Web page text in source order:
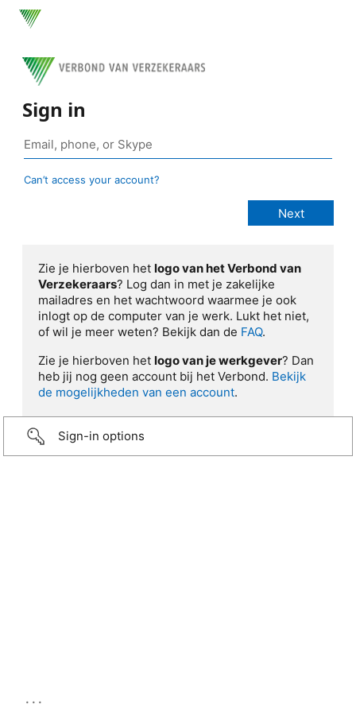
Sign in
Can’t access your account?
Zie je hierboven het logo van het Verbond van
Verzekeraars? Log dan in met je zakelijke
mailadres en het wachtwoord waarmee je ook
inlogt op de computer van je werk. Lukt het niet,
of wil je meer weten? Bekijk dan de FAQ.
Zie je hierboven het logo van je werkgever? Dan
heb jij nog geen account bij het Verbond. Bekijk
de mogelijkheden van een account.
Sign-in options
...